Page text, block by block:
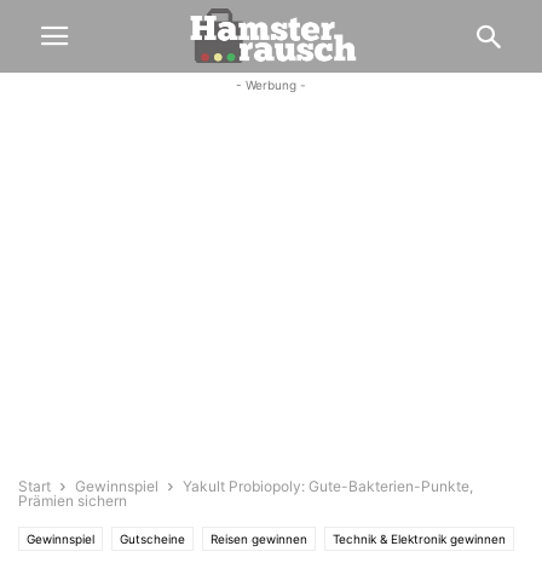
- Werbung -
Start Gewinnspiel
Yakult Probiopoly: Gute-Bakterien-Punkte,
Prämien sichern
Gewinnspiel Gutscheine Reisen gewinnen Technik & Elektronik gewinnen